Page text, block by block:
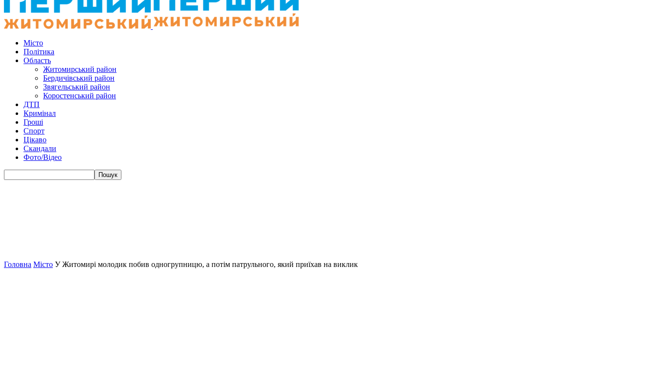
Місто
Політика
Область
Житомирський район
Бердичівський район
Звягельський район
Коростенський район
ДТП
Кримінал
Гроші
Спорт
Цікаво
Скандали
Фото/Відео
Головна Місто У Житомирі молодик побив одногрупницю, а потім патрульного, який приїхав на виклик